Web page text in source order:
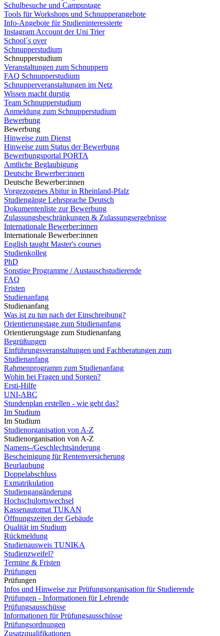
Schulbesuche und Campustage
Tools für Workshops und Schnupperangebote
Info-Angebote für Studieninteressierte
Instagram Account der Uni Trier
School´s over
Schnupperstudium
Schnupperstudium
Veranstaltungen zum Schnuppern
FAQ Schnupperstudium
Schnupperveranstaltungen im Netz
Wissen macht durstig
Team Schnupperstudium
Anmeldung zum Schnupperstudium
Bewerbung
Bewerbung
Hinweise zum Dienst
Hinweise zum Status der Bewerbung
Bewerbungsportal PORTA
Amtliche Beglaubigung
Deutsche Bewerber:innen
Deutsche Bewerber:innen
Vorgezogenes Abitur in Rheinland-Pfalz
Studiengänge Lehrsprache Deutsch
Dokumentenliste zur Bewerbung
Zulassungsbeschränkungen & Zulassungsergebnisse
Internationale Bewerber:innen
Internationale Bewerber:innen
English taught Master's courses
Studienkolleg
PhD
Sonstige Programme / Austauschstudierende
FAQ
Fristen
Studienanfang
Studienanfang
Was ist zu tun nach der Einschreibung?
Orientierungstage zum Studienanfang
Orientierungstage zum Studienanfang
Begrüßungen
Einführungsveranstaltungen und Fachberatungen zum
Studienanfang
Rahmenprogramm zum Studienanfang
Wohin bei Fragen und Sorgen?
Ersti-Hilfe
UNI-ABC
Stundenplan erstellen - wie geht das?
Im Studium
Im Studium
Studienorganisation von A-Z
Studienorganisation von A-Z
Namens-/Geschlechtsänderung
Bescheinigung für Rentenversicherung
Beurlaubung
Doppelabschluss
Exmatrikulation
Studiengangänderung
Hochschulortswechsel
Kassenautomat TUKAN
Öffnungszeiten der Gebäude
Qualität im Studium
Rückmeldung
Studienausweis TUNIKA
Studienzweifel?
Termine & Fristen
Prüfungen
Prüfungen
Infos und Hinweise zur Prüfungsorganisation für Studierende
Prüfungen - Informationen für Lehrende
Prüfungsausschüsse
Informationen für Prüfungsausschüsse
Prüfungsordnungen
Zusatzqualifikationen